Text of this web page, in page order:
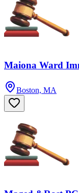
Maiona Ward
Boston, MA